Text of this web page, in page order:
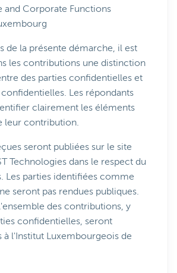
and Corporate Functions
de la présente démarche, il est
les contributions une distinction
des parties confidentielles et
Les répondants
clairement les éléments
leur contribution.
seront publiées sur le site
Technologies dans le respect du
Les parties identifiées comme
seront pas rendues publiques.
des contributions, y
confidentielles, seront
l'Institut Luxembourgeois de